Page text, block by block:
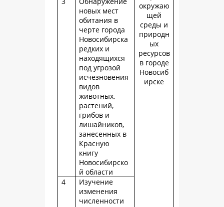
окружаю
щей
среды и
природн
ых
ресурсов
в городе
Новосиб
ирске
новых мест
обитания в
черте города
Новосибирска
редких и
находящихся
под угрозой
исчезновения
видов
животных,
растений,
грибов и
лишайников,
занесенных в
Красную
книгу
Новосибирско
й области
4
Изучение
изменения
численности